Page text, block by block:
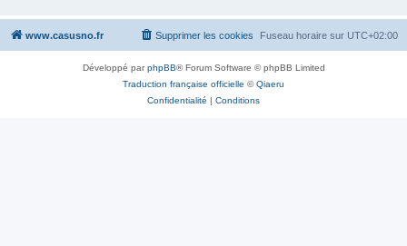
www.casusno.fr Fuseau horaire sur UTC+02:00
Supprimer les cookies
Développé parphpBB® Forum Software © phpBB Limited
Traduction française officielle ©Qiaeru
Confidentialité | Conditions